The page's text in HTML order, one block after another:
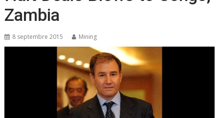
Zambia
8 septembre 2015 Mining